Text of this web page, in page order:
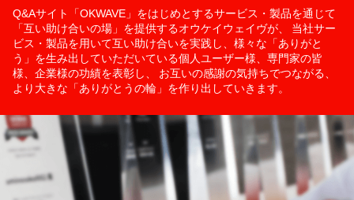
Q&Aサイト「OKWAVE」をはじめとするサービス・製品を通じて
「互い助け合いの場」を提供するオウケイウェイヴが、
当社サー
ビス・製品を用いて互い助け合いを実践し、様々な「ありがと
う」を生み出していただいている個人ユーザー様、専門家の皆
様、企業様の功績を表彰し、
お互いの感謝の気持ちでつながる、
より大きな「ありがとうの輪」を作り出していきます。
C